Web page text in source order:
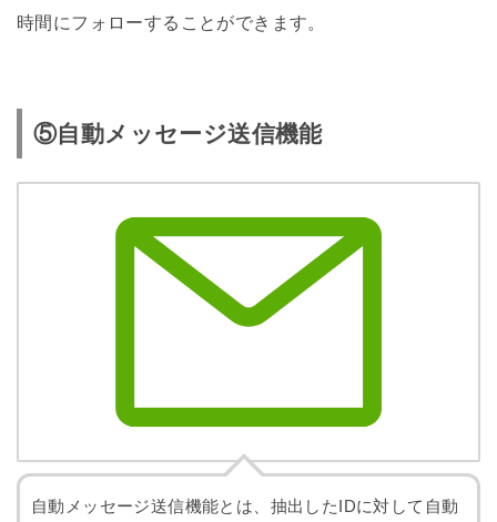
時間にフォローすることができます。
⑤自動メッセージ送信機能
自動メッセージ送信機能とは、抽出したIDに対して自動